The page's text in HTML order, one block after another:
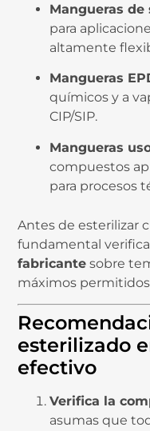
Mangueras
para
altamente
Mangueras
químicos y a
CIP/SIP.
Mangueras
compuestos
para procesos
Antes de esterilizar
fundamental
fabricante sobre
máximos
esterilizado
efectivo
Verifica la
asumas que